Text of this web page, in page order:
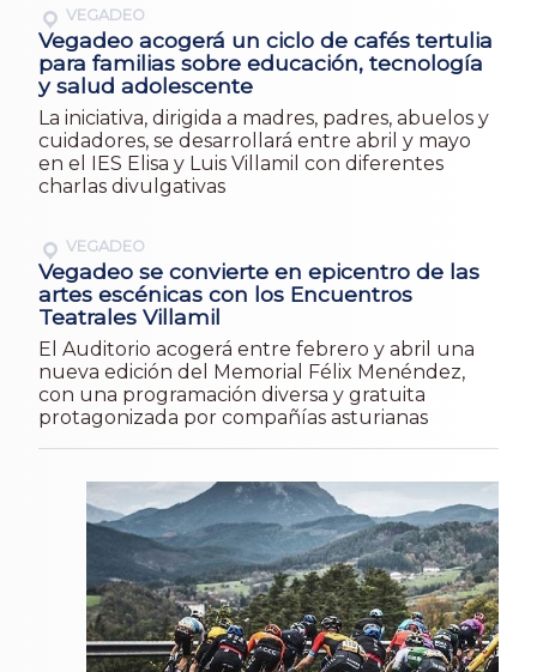
VEGADEO
Vegadeo acogerá un ciclo de cafés tertulia
para familias sobre educación, tecnología
y salud adolescente
La iniciativa, dirigida a madres, padres, abuelos y
cuidadores, se desarrollará entre abril y mayo
en el IES Elisa y Luis Villamil con diferentes
charlas divulgativas
VEGADEO
Vegadeo se convierte en epicentro de las
artes escénicas con los Encuentros
Teatrales Villamil
El Auditorio acogerá entre febrero y abril una
nueva edición del Memorial Félix Menéndez,
con una programación diversa y gratuita
protagonizada por compañías asturianas